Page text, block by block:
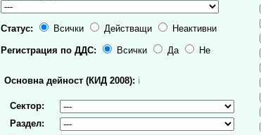
Статус: Всички Действащи Неактивни
Регистрация по ДДС: Всички Да Не
Основна дейност (КИД 2008): ℹ
Сектор:
Раздел: